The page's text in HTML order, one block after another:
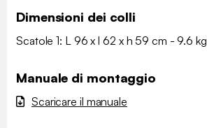
Dimensioni dei colli
Scatole 1: L 96 x l 62 x h 59 cm - 9.6 kg
Manuale di montaggio
Scaricare il manuale